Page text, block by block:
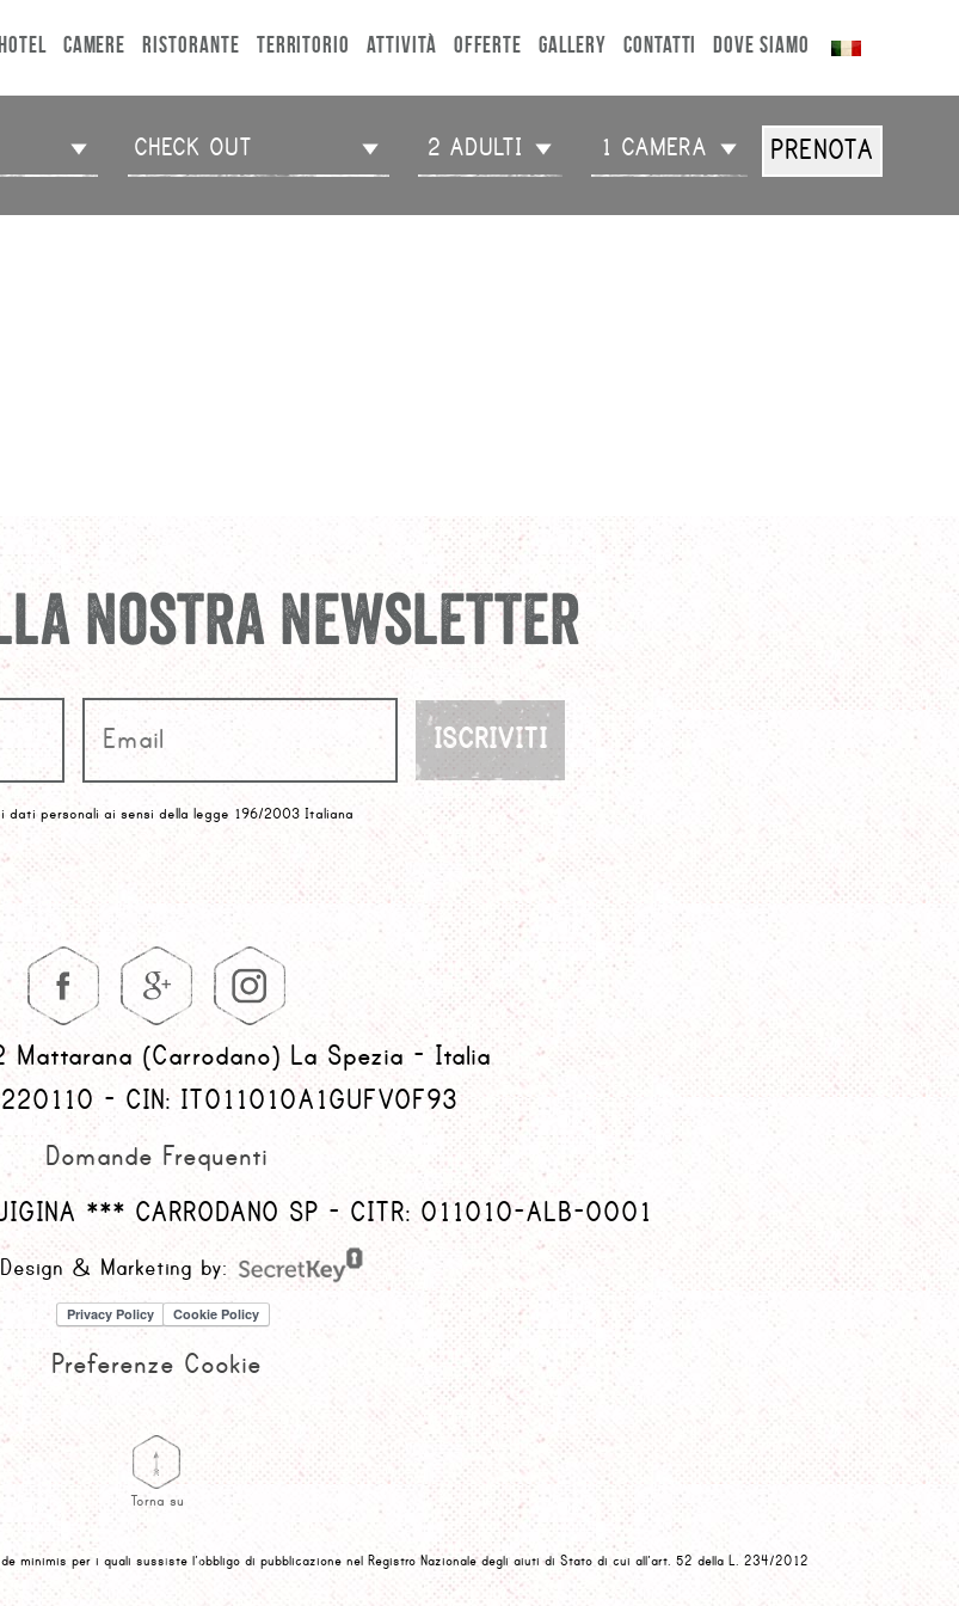
HOTEL CAMERE RISTORANTE TERRITORIO ATTIVITÀ OFFERTE GALLERY CONTATTI DOVE SIAMO
2 ADULTI 1 CAMERA PRENOTA
nostra newsletter
dati personali ai sensi della legge 196/2003 Italiana
Mattarana (Carrodano) La Spezia - Italia
- CIN: IT011010A1GUFVOF93
Domande Frequenti
*** CARRODANO SP - CITR: 011010-ALB-0001
& Marketing by:
Preferenze Cookie
Torna su
minimis per i quali sussiste l’obbligo di pubblicazione nel Registro Nazionale degli aiuti di Stato di cui all’art. 52 della L. 234/2012